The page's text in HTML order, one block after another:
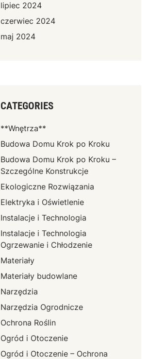
lipiec 2024
czerwiec 2024
maj 2024
CATEGORIES
**Wnętrza**
Budowa Domu Krok po Kroku
Budowa Domu Krok po Kroku –
Szczególne Konstrukcje
Ekologiczne Rozwiązania
Elektryka i Oświetlenie
Instalacje i Technologia
Instalacje i Technologia
Ogrzewanie i Chłodzenie
Materiały
Materiały budowlane
Narzędzia
Narzędzia Ogrodnicze
Ochrona Roślin
Ogród i Otoczenie
Ogród i Otoczenie – Ochrona